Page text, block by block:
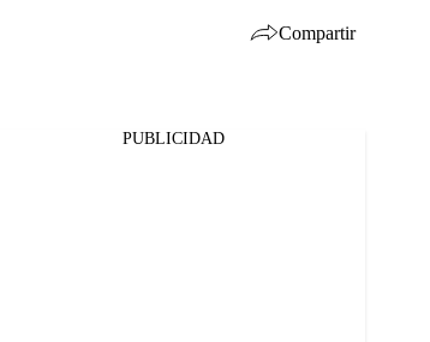
Compartir
PUBLICIDAD